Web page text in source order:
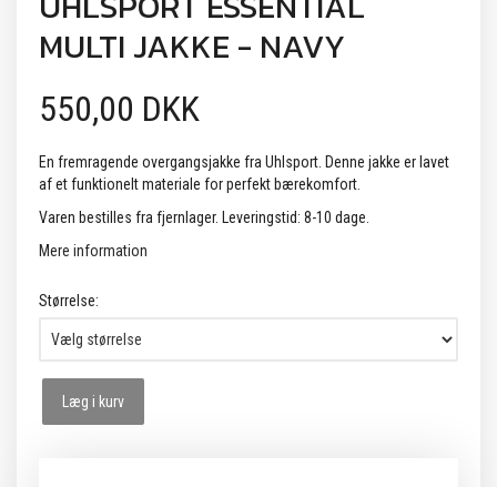
MULTI JAKKE - NAVY
550,00 DKK
En fremragende overgangsjakke fra Uhlsport. Denne jakke er lavet
af et funktionelt materiale for perfekt bærekomfort.
Varen bestilles fra fjernlager. Leveringstid: 8-10 dage.
Mere information
Størrelse:
Læg i kurv